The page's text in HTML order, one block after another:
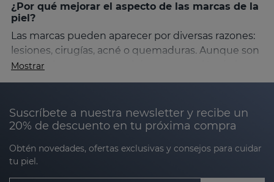
¿Por qué mejorar el aspecto de las marcas de la
piel?
Las marcas pueden aparecer por diversas razones:
lesiones, cirugías, acné o quemaduras. Aunque son
parte del proceso natural de regeneración de la
piel, su apariencia puede generar incomodidad
productos diseñados para ayudar a mejorar la
textura, suavizar irregularidades y unificar el tono
Nuestros productos están diseñados para:
Mostrar
Suscríbete a nuestra newsletter y recibe un
20% de descuento en tu próxima compra
Obtén novedades, ofertas exclusivas y consejos para cuidar
tu piel.